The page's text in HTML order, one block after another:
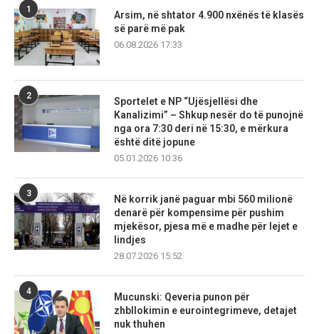
1
Arsim, në shtator 4.900 nxënës të klasës
së parë më pak
06.08.2026 17:33
2
Sportelet e NP “Ujësjellësi dhe
Kanalizimi” – Shkup nesër do të punojnë
nga ora 7:30 deri në 15:30, e mërkura
është ditë jopune
05.01.2026 10:36
3
Në korrik janë paguar mbi 560 milionë
denarë për kompensime për pushim
mjekësor, pjesa më e madhe për lejet e
lindjes
28.07.2026 15:52
4
Mucunski: Qeveria punon për
zhbllokimin e eurointegrimeve, detajet
nuk thuhen